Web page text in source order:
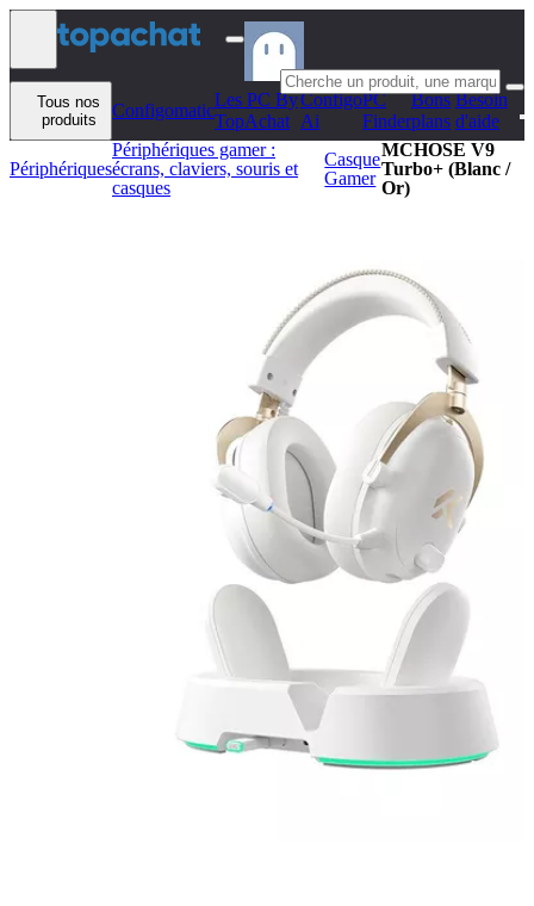
Aller au contenu
Tous nos
produits
Configomatic
Les PC By
TopAchat
Configo
Ai
PC
Finder
Bons
plans
Besoin
d'aide
Périphériques
Périphériques gamer :
écrans, claviers, souris et
casques
Casque
Gamer
MCHOSE V9
Turbo+ (Blanc /
Or)